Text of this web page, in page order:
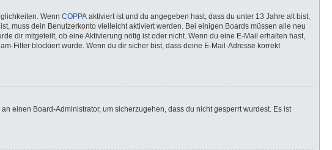
Wenn COPPA aktiviert ist und du angegeben hast, dass du unter 13 Jahre alt bist,
muss dein Benutzerkonto vielleicht aktiviert werden. Bei einigen Boards müssen alle neu
dir mitgeteilt, ob eine Aktivierung nötig ist oder nicht. Wenn du eine E-Mail erhalten hast,
Filter blockiert wurde. Wenn du dir sicher bist, dass deine E-Mail-Adresse korrekt
einen Board-Administrator, um sicherzugehen, dass du nicht gesperrt wurdest. Es ist